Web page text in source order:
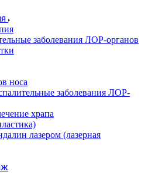
заболевания ЛОР-органов
носа
заболевания ЛОР-
храпа
лазером (лазерная